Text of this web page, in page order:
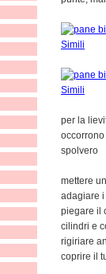
per la
spolvero
mettere
adagiare
piegare il
cilindri e
rigiriare
coprire il